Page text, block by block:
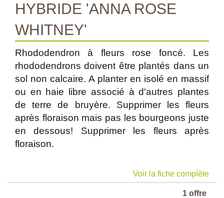
HYBRIDE 'ANNA ROSE
WHITNEY'
Rhododendron à fleurs rose foncé. Les
rhododendrons doivent être plantés dans un
sol non calcaire. A planter en isolé en massif
ou en haie libre associé à d'autres plantes
de terre de bruyère. Supprimer les fleurs
après floraison mais pas les bourgeons juste
en dessous! Supprimer les fleurs après
floraison.
Voir la fiche complète
1 offre